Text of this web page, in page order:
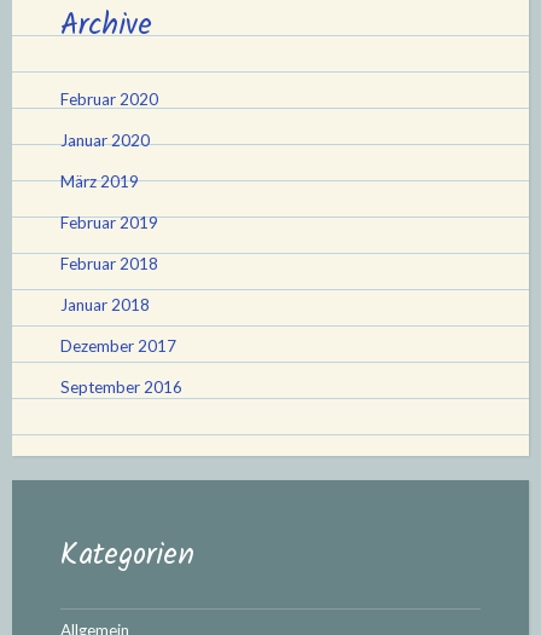
Archive
Februar 2020
Januar 2020
März 2019
Februar 2019
Februar 2018
Januar 2018
Dezember 2017
September 2016
Kategorien
Allgemein